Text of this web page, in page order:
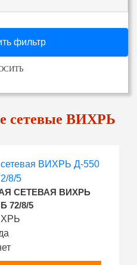
фильтр
сетевые ВИХРЬ
СЕТЕВАЯ ВИХРЬ
72/8/5